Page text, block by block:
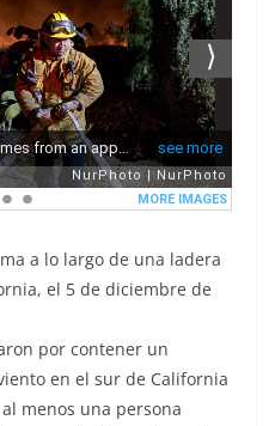
a lo largo de una ladera
el 5 de diciembre de
por contener un
en el sur de California
menos una persona